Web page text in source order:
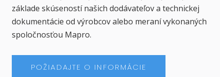
základe skúseností našich dodávateľov a technickej
dokumentácie od výrobcov alebo meraní vykonaných
spoločnosťou Mapro.
POŽIADAJTE O INFORMÁCIE